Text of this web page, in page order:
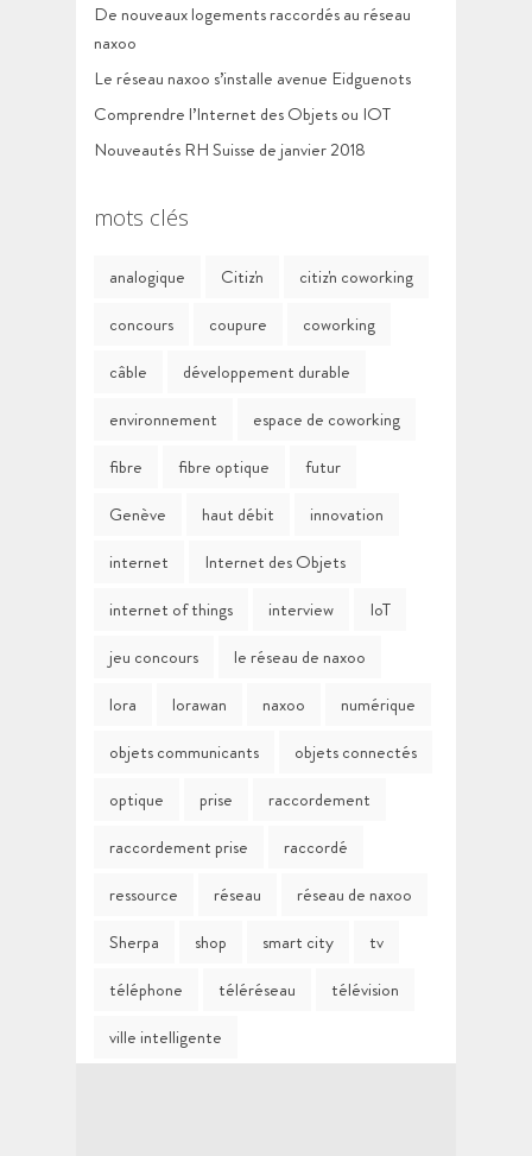
De nouveaux logements raccordés au réseau
naxoo
Le réseau naxoo s’installe avenue Eidguenots
Comprendre l’Internet des Objets ou IOT
Nouveautés RH Suisse de janvier 2018
mots clés
analogique Citiz'n
citiz'n coworking
concours
coupure
coworking
câble
développement durable
environnement
espace de coworking
fibre
fibre optique
futur
Genève
haut débit
innovation
internet
Internet des Objets
internet of things
interview
IoT
jeu concours
le réseau de naxoo
lora
lorawan naxoo
numérique
objets communicants
objets connectés
optique
prise
raccordement
raccordement prise
raccordé
ressource
réseau
réseau de naxoo
Sherpa
shop smart city
tv
téléphone
téléréseau
télévision
ville intelligente